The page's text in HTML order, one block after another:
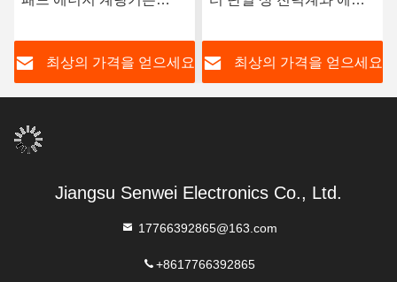
다
최상의 가격을 얻으세요
최상의 가격을 얻으세요
Jiangsu Senwei Electronics Co., Ltd.
17766392865@163.com
+8617766392865